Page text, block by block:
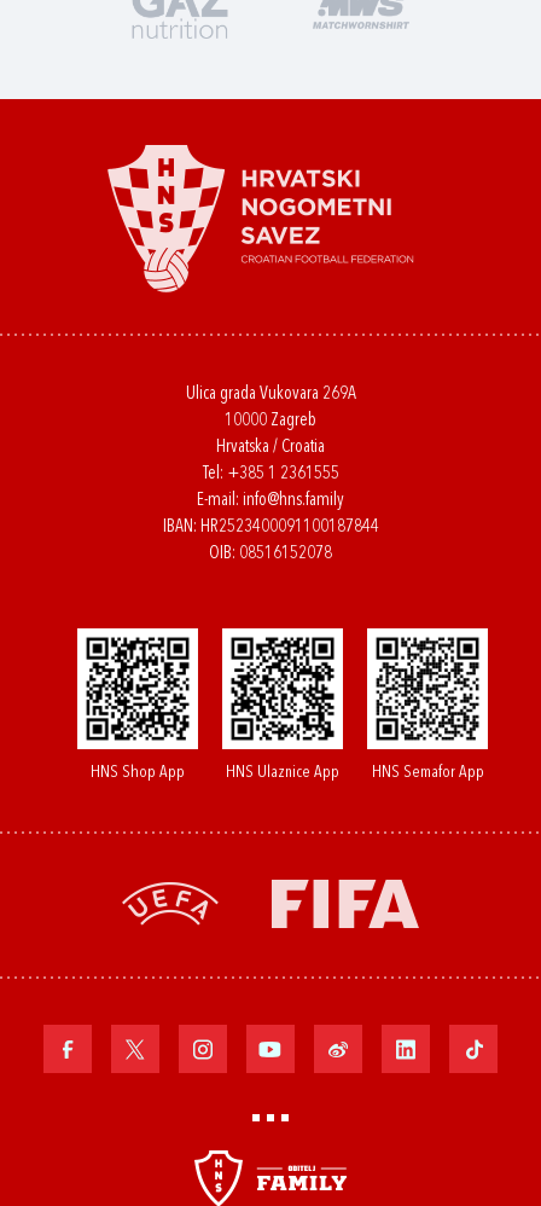
Ulica grada Vukovara 269A
10000 Zagreb
Hrvatska / Croatia
Tel: +385 1 2361555
E-mail: info@hns.family
IBAN: HR2523400091100187844
OIB: 08516152078
HNS Shop App HNS Ulaznice App HNS Semafor App